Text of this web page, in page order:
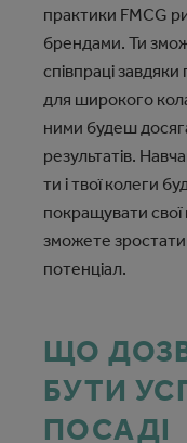
практики FMCG
брендами. Ти
співпраці
для широкого кола
ними будеш
результатів.
ти і твої колеги
покращувати свої
зможете зростати
потенціал.
ЩО
БУТИ
ПОСАДІ